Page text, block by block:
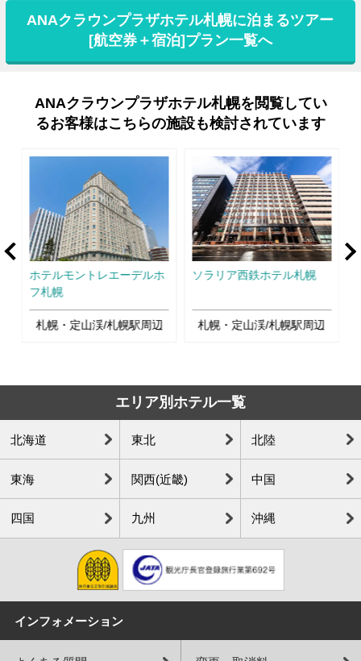
ANAクラウンプラザホテル札幌に泊まるツアー
[航空券＋宿泊]プラン一覧へ
ANAクラウンプラザホテル札幌を閲覧してい
るお客様はこちらの施設も検討されています
ホテルモントレエーデルホ
フ札幌
札幌・定山渓/札幌駅周辺
ソラリア西鉄ホテル札幌
札幌・定山渓/札幌駅周辺
エリア別ホテル一覧
北海道 東北 北陸
東海 関西(近畿) 中国
四国 九州 沖縄
インフォメーション